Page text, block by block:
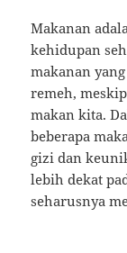
Makanan
kehidupan
makanan
remeh,
makan kita.
beberapa
gizi dan
lebih dekat
seharusnya